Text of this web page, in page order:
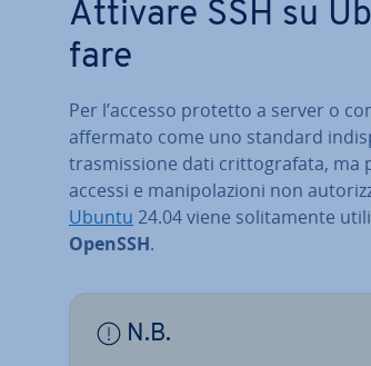
Attivare SSH su
fare
Per l’accesso protetto a server o
affermato come uno standard
tra­smis­sio­ne dati crit­to­gra­fa­ta, ma
accessi e ma­ni­po­la­zio­ni non
Ubuntu 24.04 viene so­li­ta­men­te
OpenSSH.
N.B.